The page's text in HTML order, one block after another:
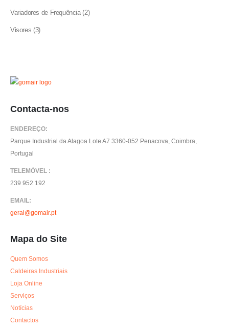
Variadores de Frequência 22
Visores 33
Contacta-nos
ENDEREÇO:
Parque Industrial da Alagoa Lote A7 3360-052 Penacova, Coimbra,
Portugal
TELEMÓVEL :
239 952 192
EMAIL:
geral@gomair.pt
Mapa do Site
Quem Somos
Caldeiras Industriais
Loja Online
Serviços
Notícias
Contactos